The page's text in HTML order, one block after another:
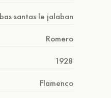
santas le jalaban
Romero
1928
Flamenco